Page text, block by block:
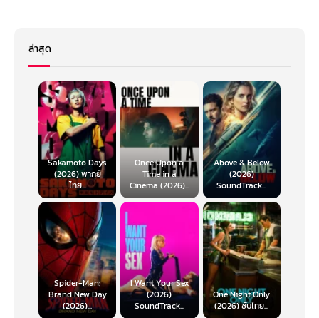
ล่าสุด
Sakamoto Days
(2026) พากย์
ไทย...
Once Upon a
Time in a
Cinema (2026)...
Above & Below
(2026)
SoundTrack...
Spider-Man:
Brand New Day
(2026)...
I Want Your Sex
(2026)
SoundTrack...
One Night Only
(2026) ซับไทย...